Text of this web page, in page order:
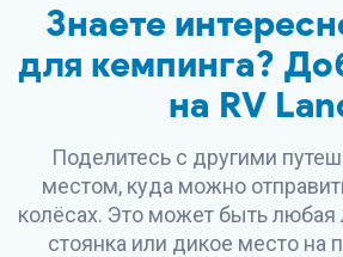
Знаете
для кемпинга?
на RV
Поделитесь с другими
местом, куда можно
колёсах. Это может быть любая
стоянка или дикое место на